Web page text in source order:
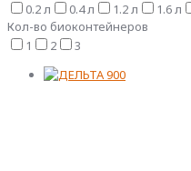
0.2 л
0.4 л 1.2 л 1.6 л
Кол-во биоконтейнеров
1
2 3